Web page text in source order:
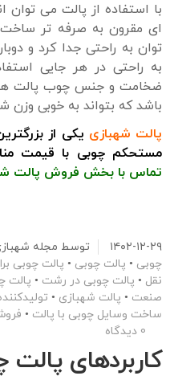
با استفاده از پالت می توان
ای مقرون به صرفه تر
توان به راحتی جدا کرد و
به راحتی در هر جایی
ضخامت و جنس چوب پالت
باشد که بتواند به خوبی وزن
پالت شهبازی یکی از
مستحکم چوبی با قیمت
تماس با بخش فروش پالت
۱۴۰۲-۱۲-۲۹ توسط مجله
چوبی • پالت چوبی • پالت چوبی
نقل • پالت چوبی در رشت • پالت
صنعت • پالت شهبازی •
ساخت وسایل چوبی با پالت •
0 دیدگاه
کاربردهای